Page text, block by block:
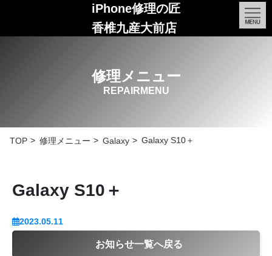
iPhone修理の匠
香椎九産大前店
修理メニュー
REPAIRMENU
TOP 修理メニュー Galaxy Galaxy S10＋
Galaxy S10＋
2023.05.11
お知らせ一覧へ戻る